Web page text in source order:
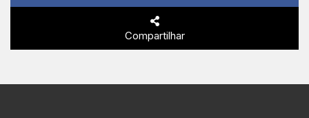
Compartilhar